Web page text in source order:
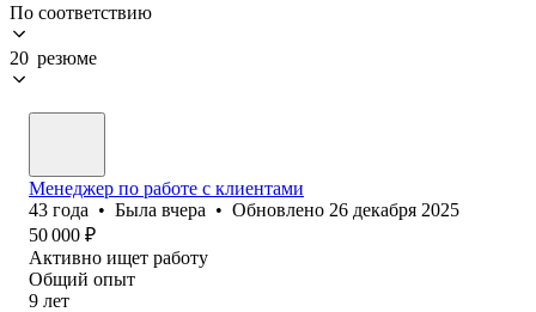
По соответствию
20 резюме
Менеджер по работе с клиентами
43 года • Была вчера • Обновлено 26 декабря 2025
50 000 ₽
Активно ищет работу
Общий опыт
9 лет